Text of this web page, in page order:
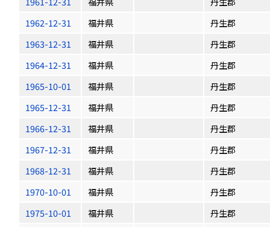
1962-12-31
福井県
丹生郡
1963-12-31
福井県
丹生郡
1964-12-31
福井県
丹生郡
1965-10-01
福井県
丹生郡
1965-12-31
福井県
丹生郡
1966-12-31
福井県
丹生郡
1967-12-31
福井県
丹生郡
1968-12-31
福井県
丹生郡
1970-10-01
福井県
丹生郡
1975-10-01
福井県
丹生郡